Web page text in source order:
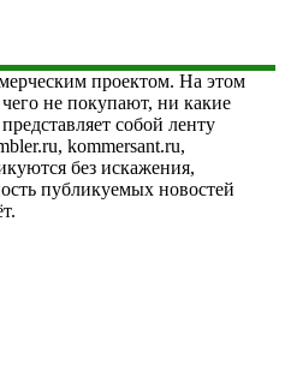
проектом. На этом
не покупают, ни какие
собой ленту
kommersant.ru,
без искажения,
публикуемых новостей